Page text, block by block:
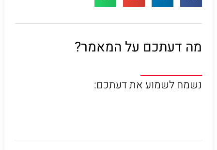
מה דעתכם על המאמר?
נשמח לשמוע את דעתכם: